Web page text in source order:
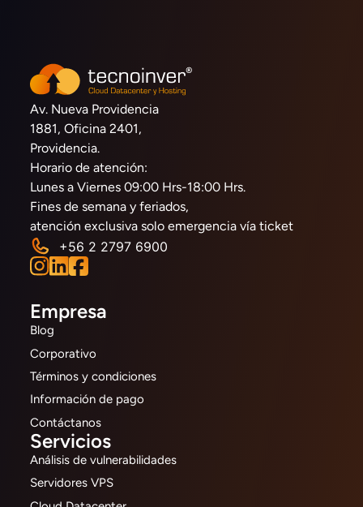
Av. Nueva Providencia
1881, Oficina 2401,
Providencia.
Horario de atención:
Lunes a Viernes 09:00 Hrs-18:00 Hrs.
Fines de semana y feriados,
atención exclusiva solo emergencia vía ticket
+56 2 2797 6900
Empresa
Blog
Corporativo
Términos y condiciones
Información de pago
Contáctanos
Servicios
Análisis de vulnerabilidades
Servidores VPS